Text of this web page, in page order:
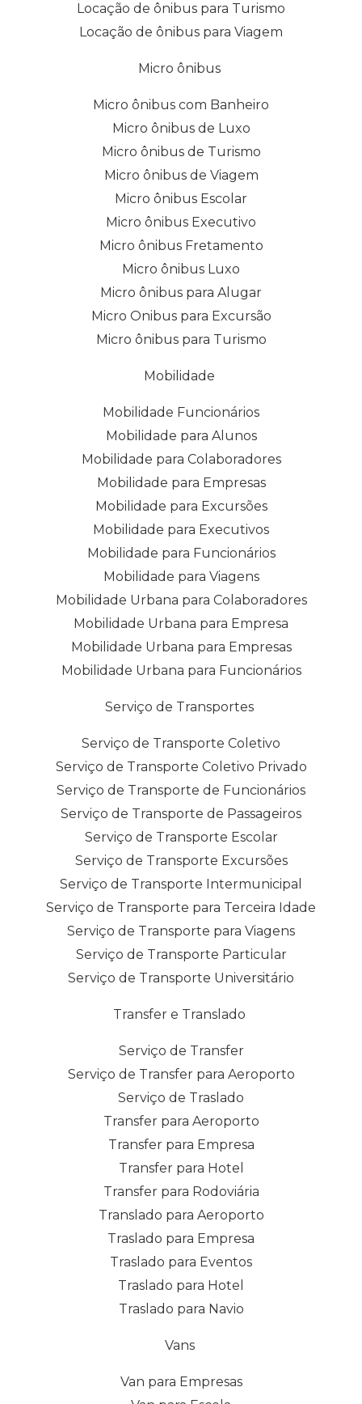
Locação de ônibus para Turismo
Locação de ônibus para Viagem
Micro ônibus
Micro ônibus com Banheiro
Micro ônibus de Luxo
Micro ônibus de Turismo
Micro ônibus de Viagem
Micro ônibus Escolar
Micro ônibus Executivo
Micro ônibus Fretamento
Micro ônibus Luxo
Micro ônibus para Alugar
Micro Onibus para Excursão
Micro ônibus para Turismo
Mobilidade
Mobilidade Funcionários
Mobilidade para Alunos
Mobilidade para Colaboradores
Mobilidade para Empresas
Mobilidade para Excursões
Mobilidade para Executivos
Mobilidade para Funcionários
Mobilidade para Viagens
Mobilidade Urbana para Colaboradores
Mobilidade Urbana para Empresa
Mobilidade Urbana para Empresas
Mobilidade Urbana para Funcionários
Serviço de Transportes
Serviço de Transporte Coletivo
Serviço de Transporte Coletivo Privado
Serviço de Transporte de Funcionários
Serviço de Transporte de Passageiros
Serviço de Transporte Escolar
Serviço de Transporte Excursões
Serviço de Transporte Intermunicipal
Serviço de Transporte para Terceira Idade
Serviço de Transporte para Viagens
Serviço de Transporte Particular
Serviço de Transporte Universitário
Transfer e Translado
Serviço de Transfer
Serviço de Transfer para Aeroporto
Serviço de Traslado
Transfer para Aeroporto
Transfer para Empresa
Transfer para Hotel
Transfer para Rodoviária
Translado para Aeroporto
Traslado para Empresa
Traslado para Eventos
Traslado para Hotel
Traslado para Navio
Vans
Van para Empresas